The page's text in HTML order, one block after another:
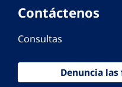
Contáctenos
Consultas
Denuncia